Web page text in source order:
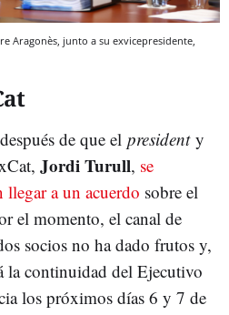
Aragonès, junto a su exvicepresidente,
de que el president y
Jordi Turull, se
llegar a un acuerdo sobre el
el momento, el canal de
socios no ha dado frutos y,
la continuidad del Ejecutivo
los próximos días 6 y 7 de